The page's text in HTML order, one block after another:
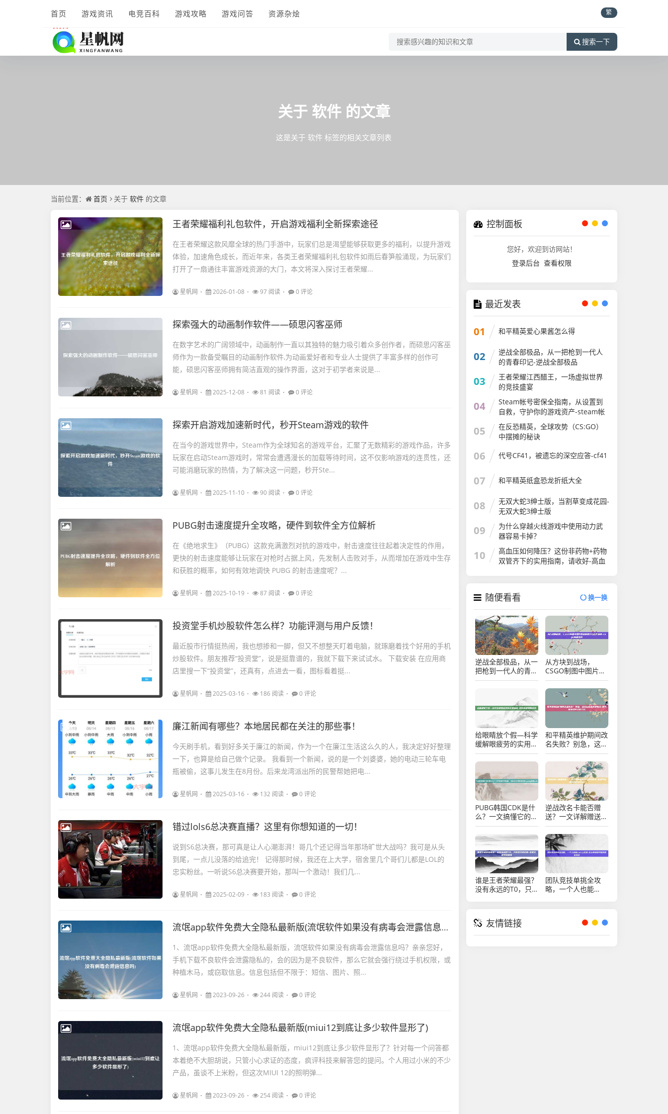
首页 游戏资讯 电竞百科 游戏攻略 游戏问答 资源杂烩 繁
搜索一下
关于 软件 的文章
这是关于 软件 标签的相关文章列表
当前位置： 首页 关于 软件 的文章
王者荣耀福利礼包软件，开启游戏福利全新探索途径
在王者荣耀这款风靡全球的热门手游中，玩家们总是渴望能够获取更多的福利，以提升游戏
体验，加速角色成长，而近年来，各类王者荣耀福利礼包软件如雨后春笋般涌现，为玩家们
打开了一扇通往丰富游戏资源的大门，本文将深入探讨王者荣耀...
星帆网 2026-01-08 97 阅读 0 评论
探索强大的动画制作软件——硕思闪客巫师
在数字艺术的广阔领域中，动画制作一直以其独特的魅力吸引着众多创作者，而硕思闪客巫
师作为一款备受瞩目的动画制作软件,为动画爱好者和专业人士提供了丰富多样的创作可
能，硕思闪客巫师拥有简洁直观的操作界面，这对于初学者来说是...
星帆网 2025-12-08 81 阅读 0 评论
探索开启游戏加速新时代，秒开Steam游戏的软件
在当今的游戏世界中，Steam作为全球知名的游戏平台，汇聚了无数精彩的游戏作品，许多
玩家在启动Steam游戏时，常常会遭遇漫长的加载等待时间，这不仅影响游戏的连贯性，还
可能消磨玩家的热情，为了解决这一问题，秒开Ste...
星帆网 2025-11-10 90 阅读 0 评论
PUBG射击速度提升全攻略，硬件到软件全方位解析
在《绝地求生》（PUBG）这款充满激烈对抗的游戏中，射击速度往往起着决定性的作用，
更快的射击速度能够让玩家在对枪时占据上风，先发制人击败对手，从而增加在游戏中生存
和获胜的概率，如何有效地调快 PUBG 的射击速度呢？...
星帆网 2025-10-19 87 阅读 0 评论
投资堂手机炒股软件怎么样？功能评测与用户反馈！
最近股市行情挺热闹，我也想掺和一脚，但又不想整天盯着电脑，就琢磨着找个好用的手机
炒股软件。朋友推荐“投资堂”，说是挺靠谱的，我就下载下来试试水。 下载安装 在应用商
店里搜一下“投资堂”，还真有，点进去一看，图标看着挺...
星帆网 2025-03-16 186 阅读 0 评论
廉江新闻有哪些？本地居民都在关注的那些事！
今天刷手机，看到好多关于廉江的新闻，作为一个在廉江生活这么久的人，我决定好好整理
一下，也算是给自己做个记录。 我看到一个新闻，说的是一个刘婆婆，她的电动三轮车电
瓶被偷，这事儿发生在8月份。后来龙湾派出所的民警帮她把电...
星帆网 2025-03-16 132 阅读 0 评论
错过lols6总决赛直播？这里有你想知道的一切！
说到S6总决赛，那可真是让人心潮澎湃！哥几个还记得当年那场旷世大战吗？我可是从头
到尾，一点儿没落的给追完！ 记得那时候，我还在上大学，宿舍里几个哥们儿都是LOL的
忠实粉丝。一听说S6总决赛要开始，那叫一个激动！我们几...
星帆网 2025-02-09 183 阅读 0 评论
流氓app软件免费大全隐私最新版(流氓软件如果没有病毒会泄露信息吗)
1、流氓app软件免费大全隐私最新版，流氓软件如果没有病毒会泄露信息吗？亲亲您好，
手机下载不良软件会泄露隐私的，会的因为是不良软件，那么它就会强行绕过手机权限，或
种植木马，或窃取信息。信息包括但不限于：短信、图片、照...
星帆网 2023-09-26 244 阅读 0 评论
流氓app软件免费大全隐私最新版(miui12到底让多少软件显形了)
1、流氓app软件免费大全隐私最新版，miui12到底让多少软件显形了？针对每一个问答都
本着绝不大胆胡说，只管小心求证的态度，疯评科技来解答您的提问。个人用过小米的不少
产品，虽谈不上米粉，但这次MIUI 12的照明弹...
星帆网 2023-09-26 254 阅读 0 评论
控制面板
您好，欢迎到访网站！
登录后台 查看权限
最近发表
01 和平精英爱心果酱怎么得
02
逆战全部极品，从一把枪到一代人
的青春印记-逆战全部极品
03
王者荣耀江西醋王，一场虚拟世界
的竞技盛宴
04
Steam帐号密保全指南，从设置到
自救，守护你的游戏资产-steam帐
号密保
05
在反恐精英，全球攻势（CS:GO）
中摆摊的秘诀
06 代号CF41，被遗忘的深空应答-cf41
07 和平精英纸盒恐龙折纸大全
08
无双大蛇3绅士版，当割草变成花园-
无双大蛇3绅士版
09
为什么穿越火线游戏中使用动力武
器容易卡掉？
10
高血压如何降压？这份非药物+药物
双管齐下的实用指南，请收好-高血
随便看看 换一换
逆战全部极品，从一
把枪到一代人的青春
印记-逆战全部极品
从方块到战场，
CSGO制图中图片素
材的魔力与创作指
南-csgo制图图片
给眼睛放个假—科学
缓解眼疲劳的实用指
南-如何缓解眼睛疲
劳
和平精英维护期间改
名失败？别急，这份
自救指南请收好-和
平精英维护改不了名
PUBG韩国CDK是什
么？一文搞懂它的价
值、获取途径与使用
风险-pubg韩国cdk
逆战改名卡能否赠
送？一文详解赠送规
则与常见误区-逆战
可以赠送改名卡么吗
谁是王者荣耀最强？
没有永远的T0，只
团队竞技单挑全攻
略，一个人也能
友情链接